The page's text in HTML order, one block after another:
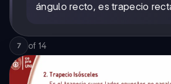
ángulo recto, es trapecio
7 of 14